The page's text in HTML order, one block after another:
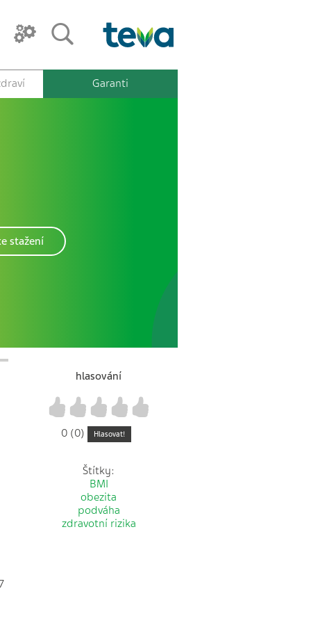
Garanti
stažení
hlasování
4
3
2
1
0 (0) Hlasovat!
Štítky:
BMI
obezita
podváha
zdravotní rizika